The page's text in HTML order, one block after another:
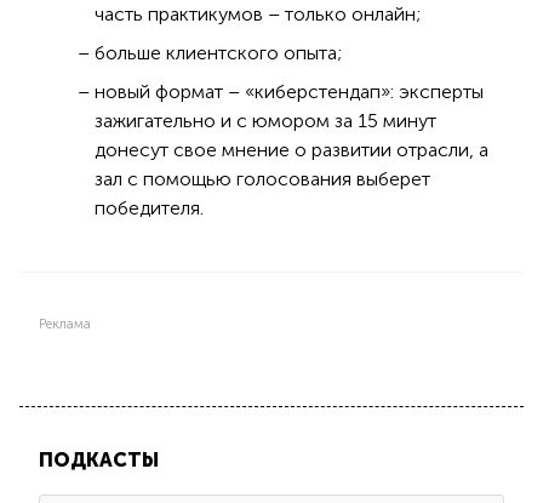
часть практикумов – только онлайн;
больше клиентского опыта;
новый формат – «киберстендап»: эксперты
зажигательно и с юмором за 15 минут
донесут свое мнение о развитии отрасли, а
зал с помощью голосования выберет
победителя.
Реклама
ПОДКАСТЫ